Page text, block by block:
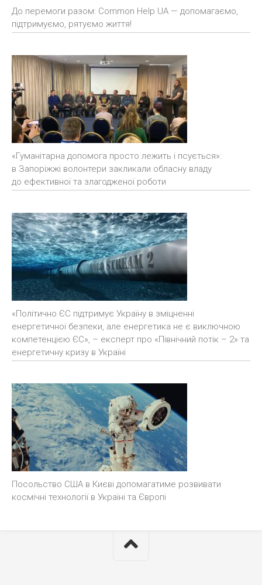
До перемоги разом: Common Help UA — допомагаємо,
підтримуємо, рятуємо життя!
«Гуманітарна допомога просто лежить і псується»:
в Запоріжжі волонтери закликали обласну владу
до ефективної та злагодженої роботи
«Політично ЄС підтримує Україну в зміцненні
енергетичної безпеки, але енергетика не є виключною
компетенцією ЄС», – експерт про «Північний потік – 2» та
енергетичну кризу в Україні
Посольство США в Києві допомагатиме розвивати
космічні технології в Україні та Європі